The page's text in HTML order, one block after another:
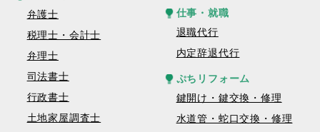
弁護士
税理士・会計士
弁理士
司法書士
行政書士
土地家屋調査士
仕事・就職
退職代行
内定辞退代行
ぷちリフォーム
鍵開け・鍵交換・修理
水道管・蛇口交換・修理